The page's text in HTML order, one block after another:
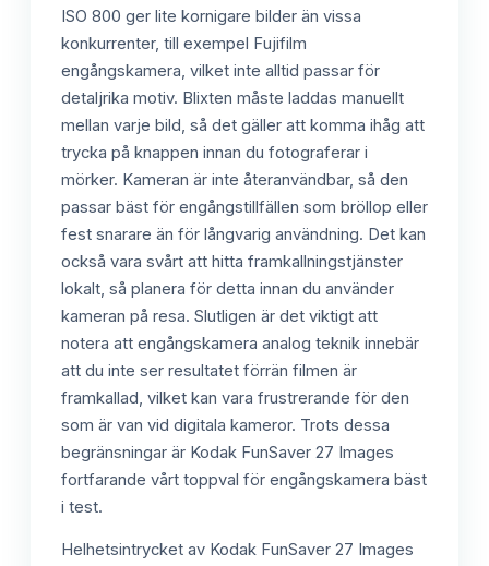
ISO 800 ger lite kornigare bilder än vissa
konkurrenter, till exempel Fujifilm
engångskamera, vilket inte alltid passar för
detaljrika motiv. Blixten måste laddas manuellt
mellan varje bild, så det gäller att komma ihåg att
trycka på knappen innan du fotograferar i
mörker. Kameran är inte återanvändbar, så den
passar bäst för engångstillfällen som bröllop eller
fest snarare än för långvarig användning. Det kan
också vara svårt att hitta framkallningstjänster
lokalt, så planera för detta innan du använder
kameran på resa. Slutligen är det viktigt att
notera att engångskamera analog teknik innebär
att du inte ser resultatet förrän filmen är
framkallad, vilket kan vara frustrerande för den
som är van vid digitala kameror. Trots dessa
begränsningar är Kodak FunSaver 27 Images
fortfarande vårt toppval för engångskamera bäst
i test.
Helhetsintrycket av Kodak FunSaver 27 Images